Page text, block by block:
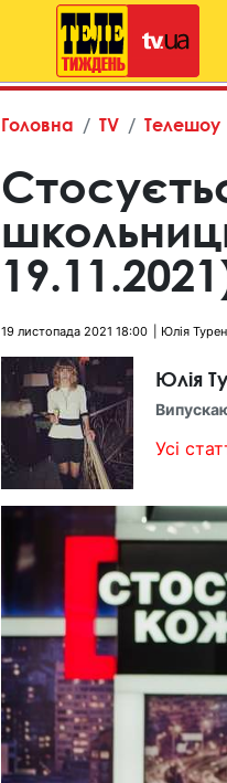
Головна TV Телешоу
19 листопада 2021 18:00 Юлія
Юлія
Усі